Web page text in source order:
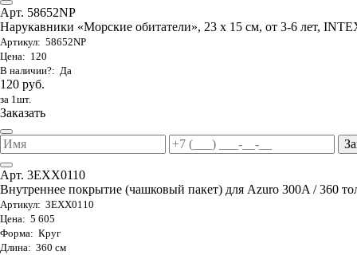
Арт. 58652NP
Нарукавники «Морские обитатели», 23 х 15 см, от 3-6 лет,
Артикул: 58652NP
Цена: 120
В наличии?: Да
120 руб.
за 1шт.
Заказать
Арт. 3EXX0110
Внутреннее покрытие (чашковый пакет) для Azuro 300A / 360
Артикул: 3EXX0110
Цена: 5 605
Форма: Круг
Длина: 360 см